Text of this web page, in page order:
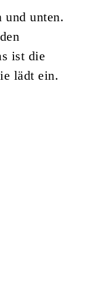
und unten.
ist die
lädt ein.